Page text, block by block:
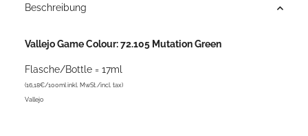
Beschreibung
Vallejo Game Colour: 72.105 Mutation Green
Flasche/Bottle = 17ml
(16,18€/100ml inkl. MwSt./incl. tax)
Vallejo